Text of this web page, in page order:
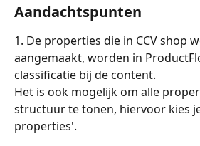
Aandachtspunten
1. De properties die in CCV shop
aangemaakt, worden in
classificatie bij de content.
Het is ook mogelijk om alle
structuur te tonen, hiervoor kies
properties'.